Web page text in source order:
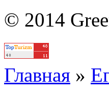
© 2014
Главная »